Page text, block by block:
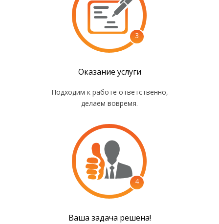
3
Оказание услуги
Подходим к работе ответственно,
делаем вовремя.
4
Ваша задача решена!